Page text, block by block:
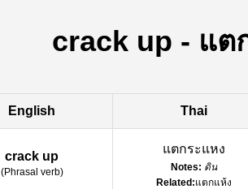
crack up - แต
English Thai
crack up
(Phrasal verb)
แตกระแหง
Notes: ดิน
Related:แตกแห้ง